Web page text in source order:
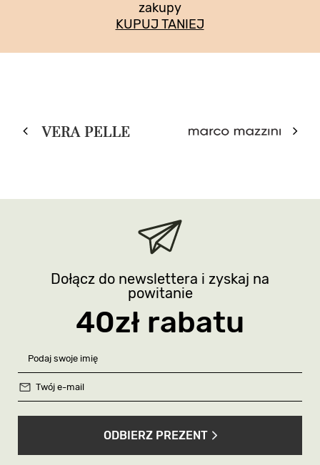
zakupy
KUPUJ TANIEJ
Dołącz do newslettera i zyskaj na
powitanie
40zł rabatu
ODBIERZ PREZENT